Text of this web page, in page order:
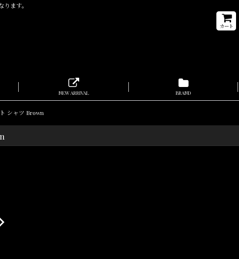
ます。
カート
NEW ARRIVAL BRAND
シャツ Brown